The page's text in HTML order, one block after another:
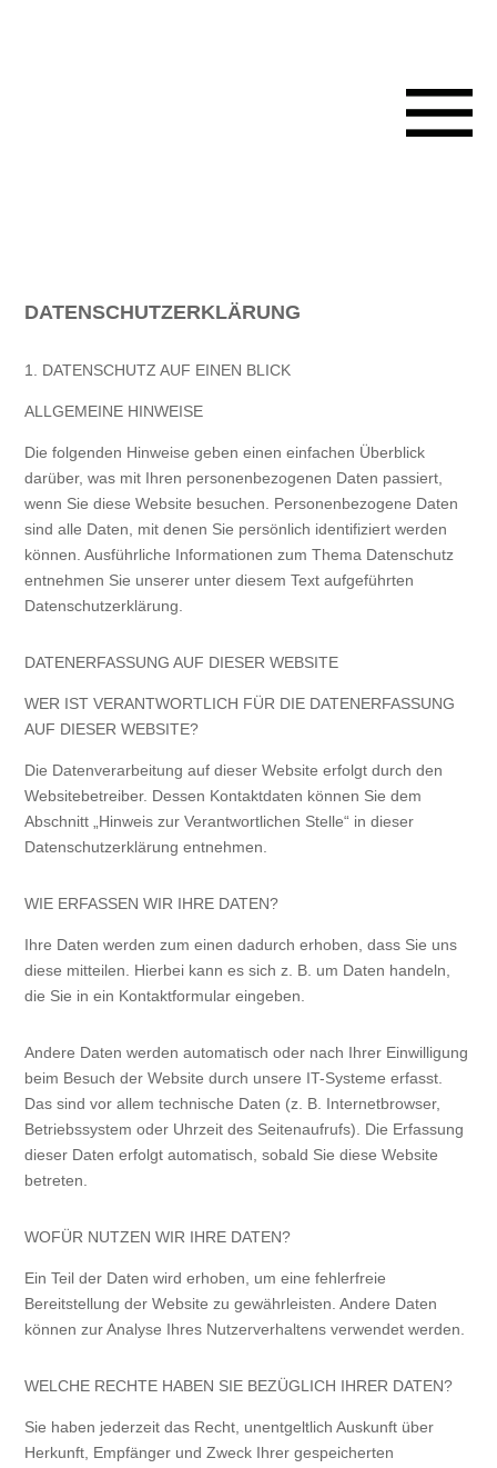
DATENSCHUTZERKLÄRUNG
1. DATENSCHUTZ AUF EINEN BLICK
ALLGEMEINE HINWEISE
Die folgenden Hinweise geben einen einfachen Überblick
darüber, was mit Ihren personenbezogenen Daten passiert,
wenn Sie diese Website besuchen. Personenbezogene Daten
sind alle Daten, mit denen Sie persönlich identifiziert werden
können. Ausführliche Informationen zum Thema Datenschutz
entnehmen Sie unserer unter diesem Text aufgeführten
Datenschutzerklärung.
DATENERFASSUNG AUF DIESER WEBSITE
WER IST VERANTWORTLICH FÜR DIE DATENERFASSUNG
AUF DIESER WEBSITE?
Die Datenverarbeitung auf dieser Website erfolgt durch den
Websitebetreiber. Dessen Kontaktdaten können Sie dem
Abschnitt „Hinweis zur Verantwortlichen Stelle“ in dieser
Datenschutzerklärung entnehmen.
WIE ERFASSEN WIR IHRE DATEN?
Ihre Daten werden zum einen dadurch erhoben, dass Sie uns
diese mitteilen. Hierbei kann es sich z. B. um Daten handeln,
die Sie in ein Kontaktformular eingeben.
Andere Daten werden automatisch oder nach Ihrer Einwilligung
beim Besuch der Website durch unsere IT-Systeme erfasst.
Das sind vor allem technische Daten (z. B. Internetbrowser,
Betriebssystem oder Uhrzeit des Seitenaufrufs). Die Erfassung
dieser Daten erfolgt automatisch, sobald Sie diese Website
betreten.
WOFÜR NUTZEN WIR IHRE DATEN?
Ein Teil der Daten wird erhoben, um eine fehlerfreie
Bereitstellung der Website zu gewährleisten. Andere Daten
können zur Analyse Ihres Nutzerverhaltens verwendet werden.
WELCHE RECHTE HABEN SIE BEZÜGLICH IHRER DATEN?
Sie haben jederzeit das Recht, unentgeltlich Auskunft über
Herkunft, Empfänger und Zweck Ihrer gespeicherten